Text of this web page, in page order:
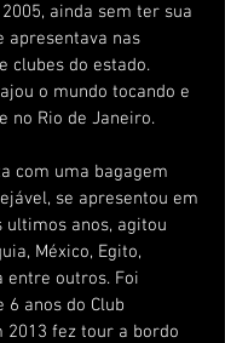
ainda sem ter sua
apresentava nas
clubes do estado.
o mundo tocando e
no Rio de Janeiro.
com uma bagagem
se apresentou em
ultimos anos, agitou
México, Egito,
entre outros. Foi
anos do Club
2013 fez tour a bordo